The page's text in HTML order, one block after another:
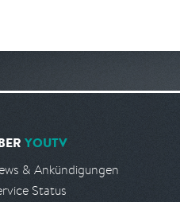
YOUTV
& Ankündigungen
Status